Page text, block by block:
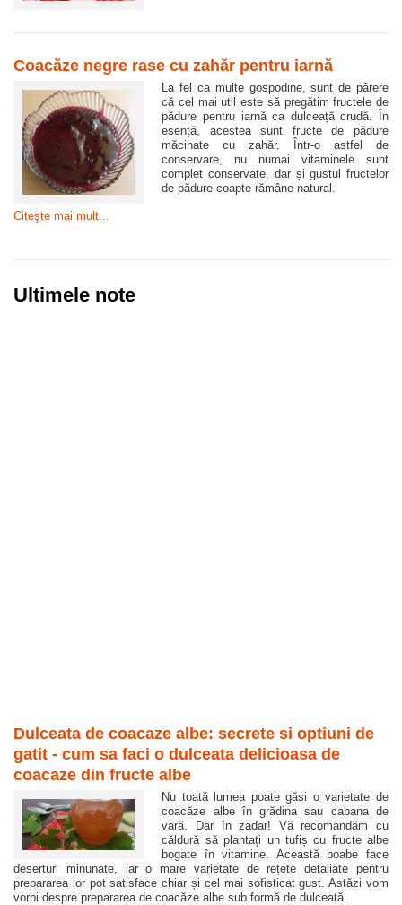
Coacăze negre rase cu zahăr pentru iarnă
La fel ca multe gospodine, sunt de părere
că cel mai util este să pregătim fructele de
pădure pentru iarnă ca dulceață crudă. În
esență, acestea sunt fructe de pădure
măcinate cu zahăr. Într-o astfel de
conservare, nu numai vitaminele sunt
complet conservate, dar și gustul fructelor
de pădure coapte rămâne natural.
Citeşte mai mult...
Ultimele note
Dulceata de coacaze albe: secrete si optiuni de
gatit - cum sa faci o dulceata delicioasa de
coacaze din fructe albe
Nu toată lumea poate găsi o varietate de
coacăze albe în grădina sau cabana de
vară. Dar în zadar! Vă recomandăm cu
căldură să plantați un tufiș cu fructe albe
bogate în vitamine. Această boabe face
deserturi minunate, iar o mare varietate de rețete detaliate pentru
prepararea lor pot satisface chiar și cel mai sofisticat gust. Astăzi vom
vorbi despre prepararea de coacăze albe sub formă de dulceață.